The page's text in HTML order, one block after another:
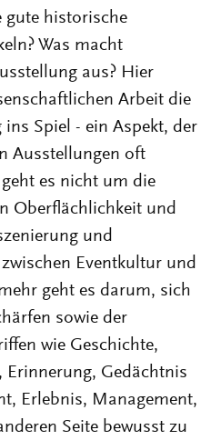
gute historische
Was macht
aus? Hier
Arbeit die
Spiel - ein Aspekt, der
Ausstellungen oft
es nicht um die
Oberflächlichkeit und
und
Eventkultur und
geht es darum, sich
sowie der
wie Geschichte,
Gedächtnis
Erlebnis, Management,
Seite bewusst zu